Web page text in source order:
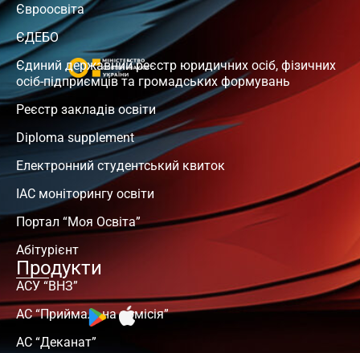
Євроосвіта
ЄДЕБО
Єдиний державний реєстр юридичних осіб, фізичних
осіб-підприємців та громадських формувань
Реєстр закладів освіти
Diploma supplement
Електронний студентський квиток
ІАС моніторингу освіти
Портал “Моя Освіта”
Абітурієнт
Продукти
АСУ “ВНЗ”
АС “Приймальна комісія”
АС “Деканат”